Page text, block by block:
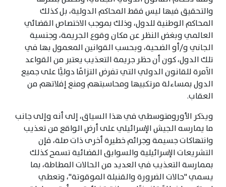
والتحقيق فيها ليس فقط المحاكم الدولية، بل كذلك
المحاكم الوطنية للدول، وذلك بموجب الاختصاص القضائي
العالمي وبغض النظر عن مكان وقوع الجريمة، وجنسية
الجاني و/أو الضحية، وبحسب القوانين المعمول بها في
تلك الدول، كون أن حظر جريمة التعذيب يعتبر من القواعد
الآمرة للقانون الدولي التي تفرض التزامًا دوليًّا على جميع
الدول بمساءلة مرتكبيها ومحاسبتهم ومنع إفلاتهم من
العقاب.
ويذكر الأورومتوسطي في هذا السياق، إلى أنه وإلى جانب
ما يمارسه الجيش الإسرائيلي على أرض الواقع من تعذيب
وانتهاكات جسيمة وجرائم خطيرة أخرى ذات صلة، فإن
التشريعات الإسرائيلية والسوابق القضائية تسمح كذلك
بممارسة التعذيب في العديد من الحالات المطاطة، بما
يسمي "حالات الضرورة والقنبلة الموقوتة"، وتعطي